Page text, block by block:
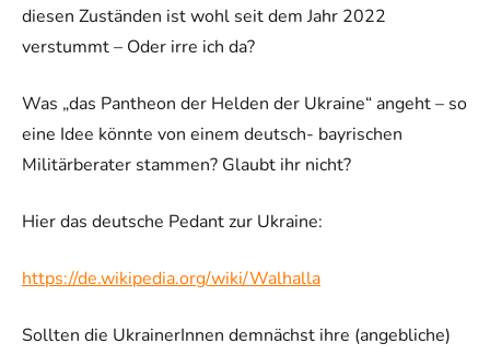
diesen Zuständen ist wohl seit dem Jahr 2022
verstummt – Oder irre ich da?
Was „das Pantheon der Helden der Ukraine“ angeht – so
eine Idee könnte von einem deutsch- bayrischen
Militärberater stammen? Glaubt ihr nicht?
Hier das deutsche Pedant zur Ukraine:
https://de.wikipedia.org/wiki/Walhalla
Sollten die UkrainerInnen demnächst ihre (angebliche)